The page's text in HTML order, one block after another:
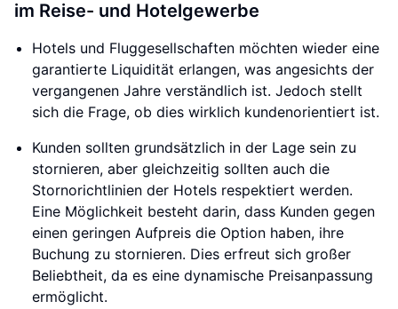
im Reise- und Hotelgewerbe
Hotels und Fluggesellschaften möchten wieder eine
garantierte Liquidität erlangen, was angesichts der
vergangenen Jahre verständlich ist. Jedoch stellt
sich die Frage, ob dies wirklich kundenorientiert ist.
Kunden sollten grundsätzlich in der Lage sein zu
stornieren, aber gleichzeitig sollten auch die
Stornorichtlinien der Hotels respektiert werden.
Eine Möglichkeit besteht darin, dass Kunden gegen
einen geringen Aufpreis die Option haben, ihre
Buchung zu stornieren. Dies erfreut sich großer
Beliebtheit, da es eine dynamische Preisanpassung
ermöglicht.